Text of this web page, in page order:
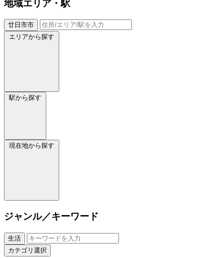
地域エリア・駅
廿日市市
エリアから探す
駅から探す
現在地から探す
ジャンル／キーワード
生活
カテゴリ選択